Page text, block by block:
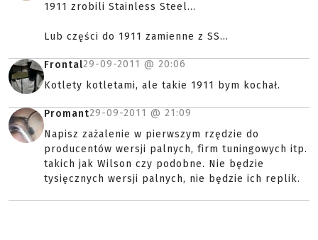
1911 zrobili Stainless Steel...
Lub części do 1911 zamienne z SS...
Frontal29-09-2011 @ 20:06
Kotlety kotletami, ale takie 1911 bym kochał.
Promant29-09-2011 @ 21:09
Napisz zażalenie w pierwszym rzędzie do
producentów wersji palnych, firm tuningowych itp.
takich jak Wilson czy podobne. Nie będzie
tysięcznych wersji palnych, nie będzie ich replik.